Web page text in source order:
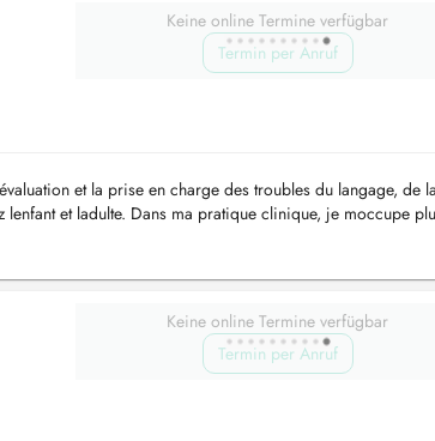
Keine online Termine verfügbar
Termin per Anruf
et la prise en charge des troubles du langage, de
et ladulte. Dans ma pratique clinique, je moccupe
Keine online Termine verfügbar
Termin per Anruf